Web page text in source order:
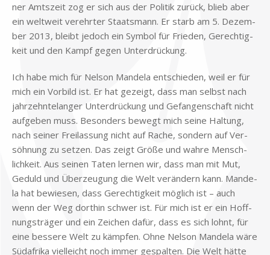
ner Amts­zeit zog er sich aus der Po­li­tik zu­rück, blieb aber
ein welt­weit ver­ehr­ter Staats­mann. Er starb am 5. De­zem­
ber 2013, bleibt je­doch ein Sym­bol für Frie­den, Ge­rech­tig­
keit und den Kampf ge­gen Un­ter­drückung.
Ich habe mich für Nel­son Man­de­la ent­schie­den, weil er für
mich ein Vor­bild ist. Er hat ge­zeigt, dass man selbst nach
jahr­zehn­te­lan­ger Un­ter­drückung und Ge­fan­gen­schaft nicht
auf­ge­ben muss. Be­son­ders be­wegt mich sei­ne Hal­tung,
nach sei­ner Frei­las­sung nicht auf Ra­che, son­dern auf Ver­
söh­nung zu set­zen. Das zeigt Grö­ße und wah­re Mensch­
lich­keit. Aus sei­nen Ta­ten ler­nen wir, dass man mit Mut,
Ge­duld und Über­zeu­gung die Welt ver­än­dern kann. Man­de­
la hat be­wie­sen, dass Ge­rech­tig­keit mög­lich ist – auch
wenn der Weg dort­hin schwer ist. Für mich ist er ein Hoff­
nungs­trä­ger und ein Zei­chen da­für, dass es sich lohnt, für
eine bes­se­re Welt zu kämp­fen. Ohne Nel­son Man­de­la wäre
Süd­afri­ka viel­leicht noch im­mer ge­spal­ten. Die Welt hät­te